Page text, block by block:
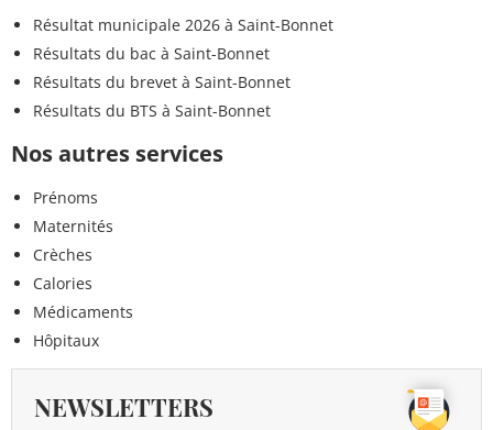
Résultat municipale 2026 à Saint-Bonnet
Résultats du bac à Saint-Bonnet
Résultats du brevet à Saint-Bonnet
Résultats du BTS à Saint-Bonnet
Nos autres services
Prénoms
Maternités
Crèches
Calories
Médicaments
Hôpitaux
NEWSLETTERS